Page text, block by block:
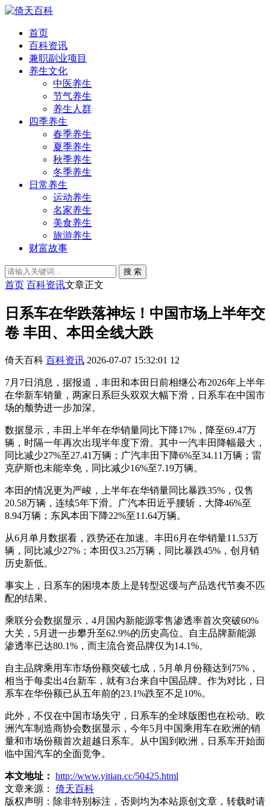
首页
百科资讯
兼职副业项目
养生文化
中医养生
节气养生
养生人群
四季养生
春季养生
夏季养生
秋季养生
冬季养生
日常养生
运动养生
名家养生
美食养生
旅游养生
财富故事
搜 索
首页 百科资讯文章正文
日系车在华跌落神坛！中国市场上半年交
卷 丰田、本田全线大跌
倚天百科 百科资讯 2026-07-07 15:32:01 12
7月7日消息，据报道，丰田和本田日前相继公布2026年上半年
在华新车销量，两家日系巨头双双大幅下滑，日系车在中国市
场的颓势进一步加深。
数据显示，丰田上半年在华销量同比下降17%，降至69.47万
辆，时隔一年再次出现半年度下滑。其中一汽丰田降幅最大，
同比减少27%至27.41万辆；广汽丰田下降6%至34.11万辆；雷
克萨斯也未能幸免，同比减少16%至7.19万辆。
本田的情况更为严峻，上半年在华销量同比暴跌35%，仅售
20.58万辆，连续5年下滑。广汽本田近乎腰斩，大降46%至
8.94万辆；东风本田下降22%至11.64万辆。
从6月单月数据看，跌势还在加速。丰田6月在华销量11.53万
辆，同比减少27%；本田仅3.25万辆，同比暴跌45%，创月销
历史新低。
事实上，日系车的困境本质上是转型迟缓与产品迭代节奏不匹
配的结果。
乘联分会数据显示，4月国内新能源零售渗透率首次突破60%
大关，5月进一步攀升至62.9%的历史高位。自主品牌新能源
渗透率已达80.1%，而主流合资品牌仅为14.1%。
自主品牌乘用车市场份额突破七成，5月单月份额达到75%，
相当于每卖出4台新车，就有3台来自中国品牌。作为对比，日
系车在华份额已从五年前的23.1%跌至不足10%。
此外，不仅在中国市场失守，日系车的全球版图也在松动。欧
洲汽车制造商协会数据显示，今年5月中国乘用车在欧洲的销
量和市场份额首次超越日系车。从中国到欧洲，日系车开始面
临中国汽车的全面竞争。
本文地址： http://www.yitian.cc/50425.html
文章来源：
倚天百科
版权声明： 除非特别标注，否则均为本站原创文章，转载时请